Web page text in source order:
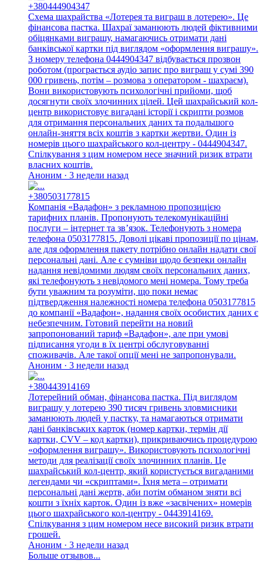
+380444904347
Схема шахрайства «Лотерея та виграш в лотерею». Це
фінансова пастка. Шахраї заманюють людей фіктивними
обіцянками виграшу, намагаючись отримати дані
банківської картки під виглядом «оформлення виграшу».
З номеру телефона 0444904347 відбувається прозвон
роботом (програється аудіо запис про виграш у сумі 390
000 гривень, потім – розмова з оператором - шахраєм).
Вони використовують психологічні прийоми, щоб
досягнути своїх злочинних цілей. Цей шахрайський кол-
центр використовує вигадані історії і скрипти розмов
для отримання персональних даних та подальшого
онлайн-зняття всіх коштів з картки жертви. Один із
номерів цього шахрайського кол-центру - 0444904347.
Спілкування з цим номером несе значний ризик втрати
власних коштів.
Аноним · 3 недели назад
+380503177815
Компанія «Вадафон» з рекламною пропозицією
тарифних планів. Пропонують телекомунікаційні
послуги – інтернет та зв’язок. Телефонують з номера
телефона 0503177815. Доволі цікаві пропозиції по цінам,
але для оформлення пакету потрібно онлайн надати свої
персональні дані. Але є сумніви щодо безпеки онлайн
надання невідомими людям своїх персональних даних,
які телефонують з невідомого мені номера. Тому треба
бути уважним та розуміти, що поки немає
підтвердження належності номера телефона 0503177815
до компанії «Вадафон», надання своїх особистих даних є
небезпечним. Готовий перейти на новий
запропонований тариф «Вадафон», але при умові
підписання угоди в їх центрі обслуговуванні
споживачів. Але такої опції мені не запропонували.
Аноним · 3 недели назад
+380443914169
Лотерейний обман, фінансова пастка. Під виглядом
виграшу у лотерею 390 тисяч гривень зловмисники
заманюють людей у пастку, та намагаються отримати
дані банківських карток (номер картки, термін дії
картки, CVV – код картки), прикриваючись процедурою
«оформлення виграшу». Використовують психологічні
методи для реалізації своїх злочинних планів. Це
шахрайський кол-центр, який користується вигаданими
легендами чи «скриптами». Їхня мета – отримати
персональні дані жертв, аби потім обманом зняти всі
кошти з їхніх карток. Один із вже «засвічених» номерів
цього шахрайського кол-центру - 0443914169.
Спілкування з цим номером несе високий ризик втрати
грошей.
Аноним · 3 недели назад
Больше отзывов...